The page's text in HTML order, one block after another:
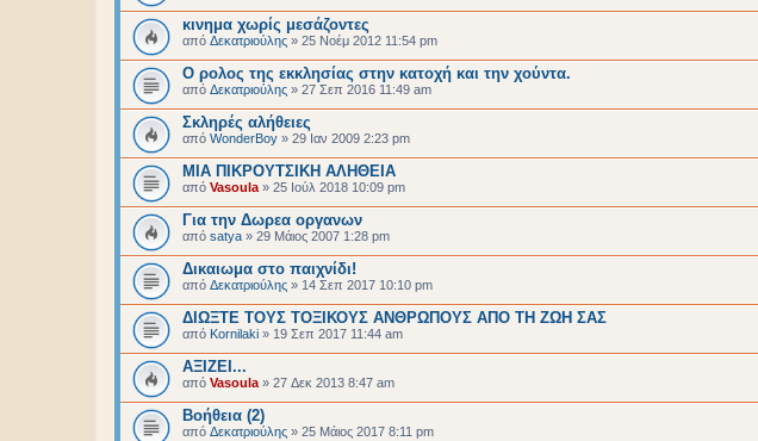
κινημα χωρίς μεσάζοντες
από Δεκατριούλης » 25 Νοέμ 2012 11:54 pm
O ρολος της εκκλησίας στην κατοχή και την χούντα.
από Δεκατριούλης » 27 Σεπ 2016 11:49 am
Σκληρές αλήθειες
από WonderBoy » 29 Ιαν 2009 2:23 pm
ΜΙΑ ΠΙΚΡΟΥΤΣΙΚΗ ΑΛΗΘΕΙΑ
από Vasoula » 25 Ιούλ 2018 10:09 pm
Για την Δωρεα οργανων
από satya » 29 Μάιος 2007 1:28 pm
Δικαιωμα στο παιχνίδι!
από Δεκατριούλης » 14 Σεπ 2017 10:10 pm
ΔΙΩΞΤΕ ΤΟΥΣ ΤΟΞΙΚΟΥΣ ΑΝΘΡΩΠΟΥΣ ΑΠΟ ΤΗ ΖΩΗ ΣΑΣ
από Kornilaki » 19 Σεπ 2017 11:44 am
ΑΞΙΖΕΙ...
από Vasoula » 27 Δεκ 2013 8:47 am
Βοήθεια (2)
από Δεκατριούλης » 25 Μάιος 2017 8:11 pm